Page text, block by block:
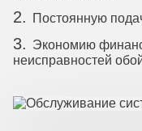
Постоянную
Экономию
неисправностей